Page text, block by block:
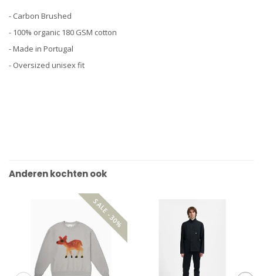
- Carbon Brushed
- 100% organic 180 GSM cotton
- Made in Portugal
- Oversized unisex fit
Anderen kochten ook
SALE -30%